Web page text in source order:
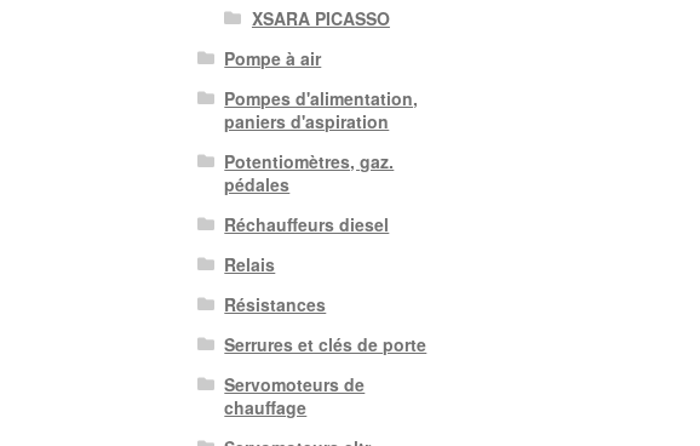
XSARA PICASSO
Pompe à air
Pompes d'alimentation,
paniers d'aspiration
Potentiomètres, gaz.
pédales
Réchauffeurs diesel
Relais
Résistances
Serrures et clés de porte
Servomoteurs de
chauffage